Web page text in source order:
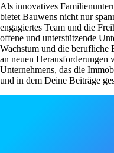
Als innovatives
bietet Bauwens nicht nur
engagiertes Team und die
offene und unterstützende
Wachstum und die
an neuen Herausforderungen
Unternehmens, das die
und in dem Deine Beiträge